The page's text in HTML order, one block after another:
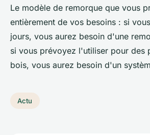
Le modèle de remorque que vous
entièrement de vos besoins : si
jours, vous aurez besoin d'une
si vous prévoyez l'utiliser pour des
bois, vous aurez besoin d'un
Actu